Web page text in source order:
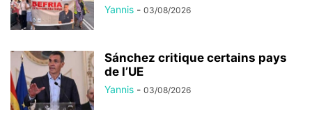
Yannis - 03/08/2026
Sánchez critique certains pays
de l’UE
Yannis - 03/08/2026